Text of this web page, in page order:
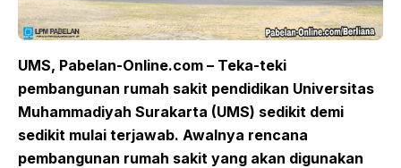
UMS, Pabelan-Online.com – Teka-teki
pembangunan rumah sakit pendidikan Universitas
Muhammadiyah Surakarta (UMS) sedikit demi
sedikit mulai terjawab. Awalnya rencana
pembangunan rumah sakit yang akan digunakan